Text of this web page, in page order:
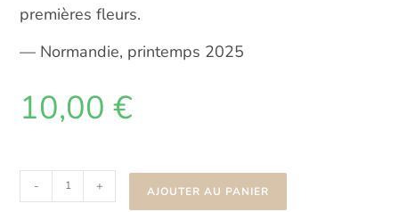
premières fleurs.
— Normandie, printemps 2025
10,00€
de
- + AJOUTER AU PANIER